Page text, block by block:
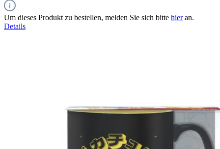
Um dieses Produkt zu bestellen, melden Sie sich bitte hieran.
Details